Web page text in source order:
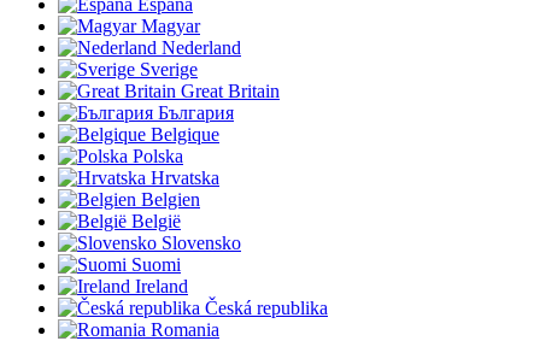
Magyar
Nederland
Sverige
Great Britain
България
Belgique
Polska
Hrvatska
Belgien
België
Slovensko
Suomi
Ireland
Česká republika
Romania